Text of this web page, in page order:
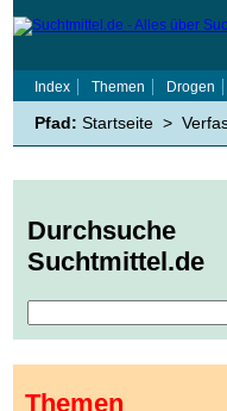
Index
Themen Drogen
Pfad: Startseite >
Durchsuche
Suchtmittel.de
Themen